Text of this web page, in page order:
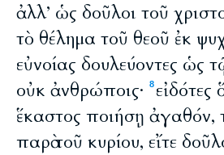
ἀλλ’ ὡς δοῦλοι τοῦ
τὸ θέλημα τοῦ θεοῦ ἐκ
εὐνοίας δουλεύοντες ὡς
οὐκ ἀνθρώποις·
8 εἰδότες
ἕκαστος ποιήσῃ ἀγαθόν,
παρὰ τοῦ κυρίου, εἴτε